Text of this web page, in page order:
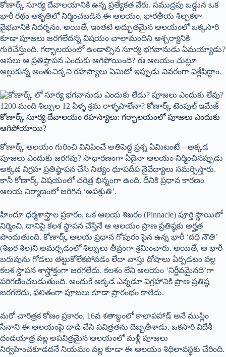
కోణార్క్ సూర్య దేవాలయానికి ఉన్న ప్రత్యేకత వేరు. సముద్రపు ఒడ్డున ఒక
భారీ రథం ఆకృతిలో నిర్మించబడిన ఈ ఆలయం, భారతీయ శిల్పకళా
వైభవానికి నిదర్శనం. అయితే, ఇంతటి అద్భుతమైన ఆలయంలో ఒక్కసారి
కూడా పూజలు జరగలేదన్న విషయం చాలామందిని ఆశ్చర్యానికి
గురిచేస్తుంది. గర్భాలయంలో ఉండాల్సిన సూర్య భగవానుడు ఏమయ్యాడు?
అసలు ఆ ప్రతిష్ఠాపన ఎందుకు ఆగిపోయింది? ఈ ఆలయం చుట్టూ
అల్లుకున్న అంతుచిక్కని రహస్యాలు ఏమిటో ఇప్పుడు వివరంగా విశ్లేషిద్దాం.
కోణార్క్ సూర్య దేవాలయం రహస్యాలు: గర్భాలయంలో పూజలు ఎందుకు
ఆగిపోయాయి?
కోణార్క్ ఆలయం గురించి వినిపించే అతిపెద్ద ప్రశ్న ఏమిటంటే—అక్కడ
పూజలు ఎందుకు జరగవు? సాధారణంగా ఏదైనా ఆలయం నిర్మించినప్పుడు
అక్కడ విగ్రహ ప్రతిష్ఠాపన చేసి నిత్యం ధూపదీప నైవేద్యాలు సమర్పిస్తారు.
కానీ కోణార్క్ విషయంలో చరిత్ర భిన్నంగా ఉంది. దీనికి ప్రధాన కారణం
ఆలయ నిర్మాణంలో జరిగిన ‘అపశ్రుతి’.
హిందూ ధర్మశాస్త్రాల ప్రకారం, ఒక ఆలయ శిఖరం (Pinnacle) పూర్తి స్థాయిలో
నిర్మించి, దానిపై కలశ స్థాపన చేస్తేనే ఆ ఆలయం ప్రాణ ప్రతిష్ఠకు అర్హత
పొందుతుంది. కోణార్క్ ఆలయ ప్రధాన గోపురం పైన ఉన్న భారీ ‘దధి నౌతి’
(శిఖర శిల)ని అమర్చడంలో శిల్పులు తీవ్రంగా శ్రమించారు. అయితే, ఆ భారీ
బరువును గోడలు తట్టుకోలేకపోవడం లేదా వాస్తు దోషాలు ఏర్పడటం వల్ల
కలశ స్థాపన శాస్త్రోక్తంగా జరగలేదు. కలశం లేని ఆలయం ‘నిర్జీవమైనది’గా
పరిగణించబడుతుంది. అందుకే అక్కడ ఎన్నడూ విగ్రహానికి ప్రాణ ప్రతిష్ఠ
జరగలేదు, ఫలితంగా పూజలు కూడా ప్రారంభం కాలేదు.
మరో చారిత్రక కోణం ప్రకారం, 16వ శతాబ్దంలో కాలాపహాడ్ అనే ముస్లిం
సేనాని ఈ ఆలయంపై దాడి చేసి పవిత్రతను దెబ్బతీశాడు. ఒకసారి విదేశీ
దండయాత్ర వల్ల అపవిత్రమైన ఆలయంలో మళ్లీ పూజలు
నిర్వహించకూడదనే నియమం వల్ల కూడా ఈ ఆలయం శిథిలావస్థకు చేరింది.